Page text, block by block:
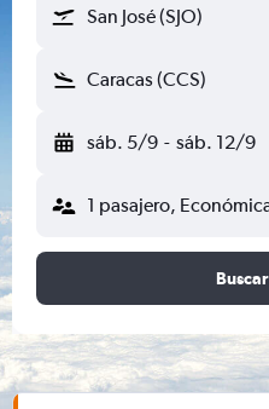
San José (SJO)
Caracas (CCS)
sáb. 5/9 - sáb. 12/9
1 pasajero,